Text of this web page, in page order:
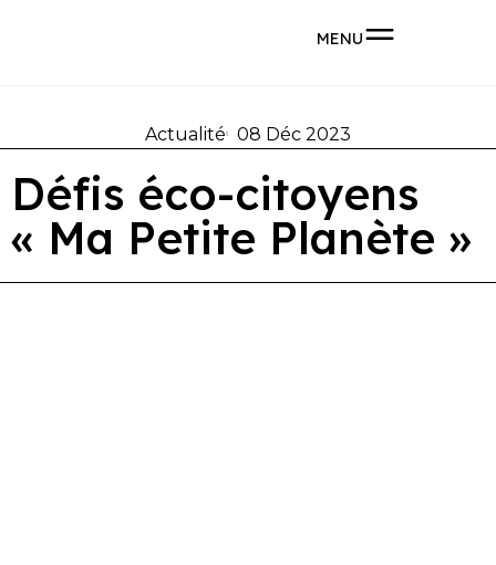
MENU
Actualité 08 Déc 2023
Défis éco-citoyens
« Ma Petite Planète »